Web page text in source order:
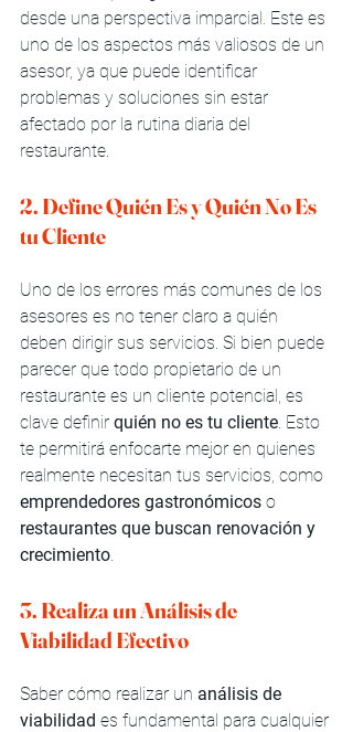
desde una perspectiva imparcial. Este es
uno de los aspectos más valiosos de un
asesor, ya que puede identificar
problemas y soluciones sin estar
afectado por la rutina diaria del
restaurante.
2. Define Quién Es y Quién No Es
tu Cliente
Uno de los errores más comunes de los
asesores es no tener claro a quién
deben dirigir sus servicios. Si bien puede
parecer que todo propietario de un
restaurante es un cliente potencial, es
clave definir quién no es tu cliente . Esto
te permitirá enfocarte mejor en quienes
realmente necesitan tus servicios, como
emprendedores gastronómicos o
restaurantes que buscan renovación y
crecimiento
3. Realiza un Análisis de
Viabilidad Efectivo
Saber cómo realizar un análisis de
viabilidad es fundamental para cualquier